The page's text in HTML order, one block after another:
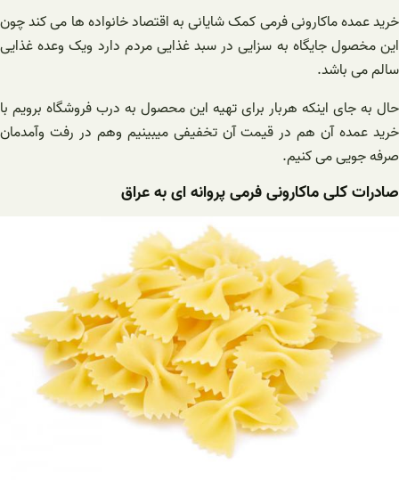
خرید عمده ماکارونی فرمی کمک شایانی به اقتصاد خانواده ها می کند چون
این مخصول جایگاه به سزایی در سبد غذایی مردم دارد ویک وعده غذایی
سالم می باشد.
حال به جای اینکه هربار برای تهیه این محصول به درب فروشگاه برویم با
خرید عمده آن هم در قیمت آن تخفیفی میبینیم وهم در رفت وآمدمان
صرفه جویی می کنیم.
صادرات کلی ماکارونی فرمی پروانه ای به عراق